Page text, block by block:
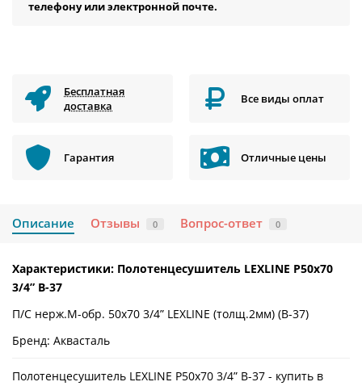
телефону или электронной почте.
Бесплатная
доставка
Все виды оплат
Гарантия Отличные цены
Описание Отзывы 0 Вопрос-ответ 0
Характеристики: Полотенцесушитель LEXLINE P50x70
3/4” В-37
П/С нерж.М-обр. 50x70 3/4” LEXLINE (толщ.2мм) (В-37)
Бренд: Аквасталь
Полотенцесушитель LEXLINE P50x70 3/4” В-37 - купить в